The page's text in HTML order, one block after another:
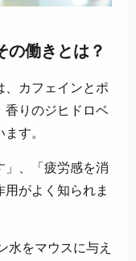
の働きとは？
カフェインとポ
香りのジヒドロベ
す。
、「疲労感を消
がよく知られま
をマウスに与え